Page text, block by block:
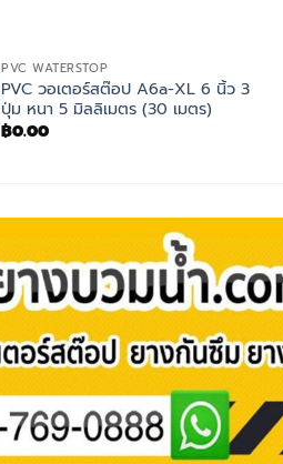
PVC WATERSTOP
PVC วอเตอร์สต๊อป A6a-XL 6 นิ้ว 3
ปุ่ม หนา 5 มิลลิเมตร (30 เมตร)
฿0.00